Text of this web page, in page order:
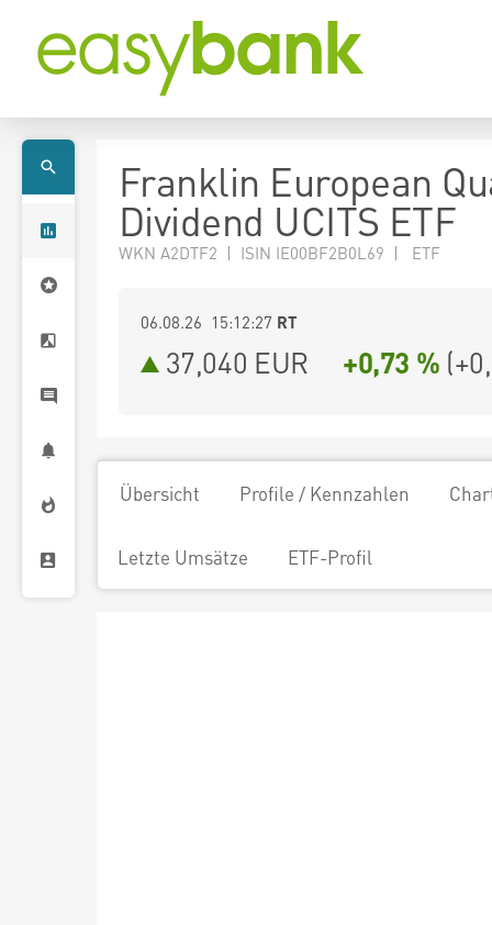
Franklin European
Dividend UCITS ETF
WKN A2DTF2 | ISIN IE00BF2B0L69 | ETF
06.08.26 15:12:27 RT
37,040 EUR +0,73 % (
Übersicht Profile / Kennzahlen
Letzte Umsätze ETF-Profil